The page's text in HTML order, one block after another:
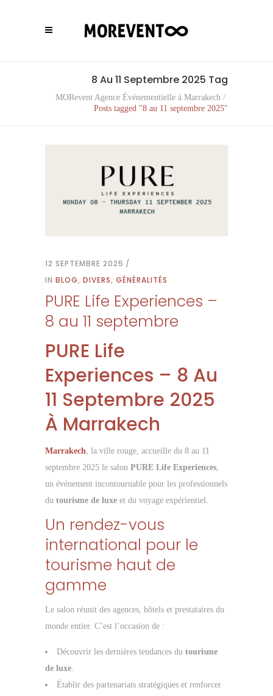
8 Au 11 Septembre 2025 Tag
MORevent Agence Événementielle à Marrakech /
Posts tagged "8 au 11 septembre 2025"
12 SEPTEMBRE 2025
IN BLOG, DIVERS, GÉNÉRALITÉS
PURE Life Experiences –
8 au 11 septembre
PURE Life
Experiences – 8 Au
11 Septembre 2025
À Marrakech
Marrakech, la ville rouge, accueille du 8 au 11
septembre 2025 le salon PURE Life Experiences,
un événement incontournable pour les professionnels
du tourisme de luxe et du voyage expérientiel.
Un rendez-vous
international pour le
tourisme haut de
gamme
Le salon réunit des agences, hôtels et prestataires du
monde entier. C’est l’occasion de :
Découvrir les dernières tendances du tourisme
de luxe.
Établir des partenariats stratégiques et renforcer